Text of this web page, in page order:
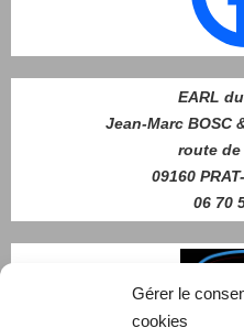
Gérer le
cookies
EARL
Jean-Marc BOSC
route
09160
06 70